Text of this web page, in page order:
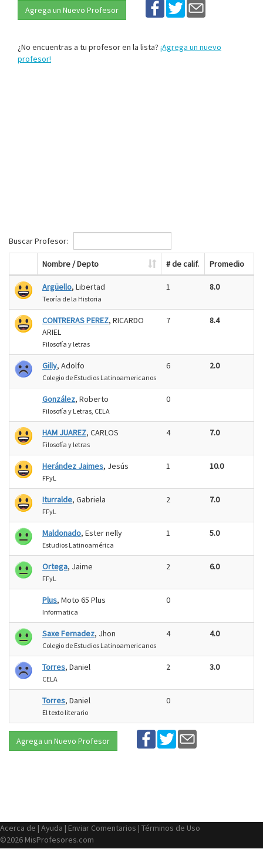
Agrega un Nuevo Profesor
¿No encuentras a tu profesor en la lista? ¡Agrega un nuevo
profesor!
Buscar Profesor:
Nombre / Depto # de calif. Promedio
Argüello, Libertad
Teoría de la Historia
1 8.0
CONTRERAS PEREZ, RICARDO
ARIEL
Filosofía y letras
7 8.4
Gilly, Adolfo
Colegio de Estudios Latinoamericanos
6 2.0
González, Roberto
Filosofía y Letras, CELA
0
HAM JUAREZ, CARLOS
Filosofía y letras
4 7.0
Herández Jaimes, Jesús
FFyL
1 10.0
Iturralde, Gabriela
FFyL
2 7.0
Maldonado, Ester nelly
Estudios Latinoamérica
1 5.0
Ortega, Jaime
FFyL
2 6.0
Plus, Moto 65 Plus
Informatica
0
Saxe Fernadez, Jhon
Colegio de Estudios Latinoamericanos
4 4.0
Torres, Daniel
CELA
2 3.0
Torres, Daniel
El texto literario
0
Agrega un Nuevo Profesor
Acerca de | Ayuda | Enviar Comentarios | Términos de Uso
©2026 MisProfesores.com